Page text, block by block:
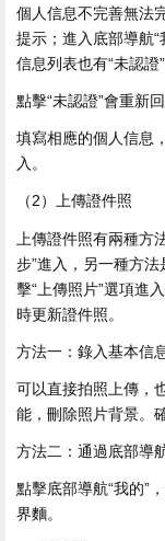
個人信息不完善無法
提示；進入底部導航
信息列表也有“未認證”
點擊“未認證”會重新
填寫相應的個人信息
入。
（2）上傳證件照
上傳證件照有兩種方
步”進入，另一種方
擊“上傳照片”選項進
時更新證件照。
方法一：錄入基本信
可以直接拍照上傳，
能，刪除照片背景。
方法二：通過底部導
點擊底部導航“我的”
界麵。